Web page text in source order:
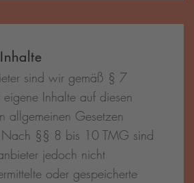
sind wir gemäß § 7
Inhalte auf diesen
allgemeinen Gesetzen
§§ 8 bis 10 TMG sind
jedoch nicht
oder gespeicherte